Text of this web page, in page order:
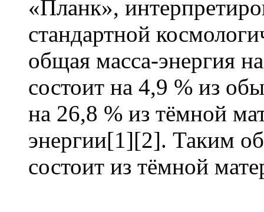
«Планк»,
стандартной
общая масса-энергия
состоит на 4,9 % из
на 26,8 % из тёмной
энергии[1][2]. Таким
состоит из тёмной